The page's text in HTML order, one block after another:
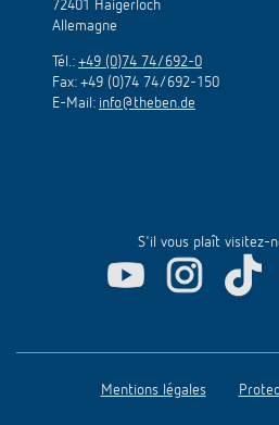
72401 Haigerloch
Allemagne
Tél.: +49 (0)74 74/692-0
Fax: +49 (0)74 74/692-150
E-Mail: info@theben.de
S'il vous plaît visitez-
Mentions légales